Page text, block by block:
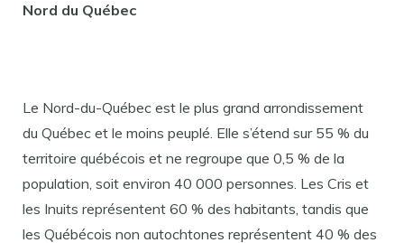
Nord du Québec
Le Nord-du-Québec est le plus grand arrondissement
du Québec et le moins peuplé. Elle s’étend sur 55 % du
territoire québécois et ne regroupe que 0,5 % de la
population, soit environ 40 000 personnes. Les Cris et
les Inuits représentent 60 % des habitants, tandis que
les Québécois non autochtones représentent 40 % des